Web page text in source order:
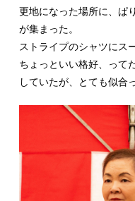
更地になった場所に、ぱ
が集まった。
ストライプのシャツにス
ちょっといい格好、って
していたが、とても似合